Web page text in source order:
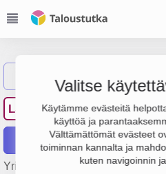
Valitse
Käytämme evästeitä
käyttöä ja
Välttämättömät evästeet
toiminnan kannalta ja
kuten navigoinnin
LS Laatumittaus
Raportit
Yrityksen Laatumittaus Suomi